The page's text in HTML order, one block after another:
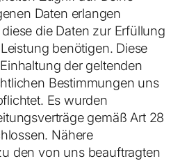
Daten erlangen
die Daten zur Erfüllung
benötigen. Diese
der geltenden
Bestimmungen uns
Es wurden
gemäß Art 28
Nähere
den von uns beauftragten